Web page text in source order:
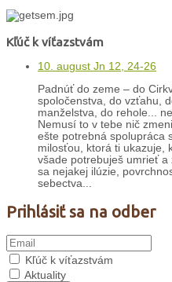
Kľúč k víťazstvám
10. august Jn 12, 24-26
Padnúť do zeme – do
spoločenstva, do vzťahu,
manželstva, do rehole...
Nemusí to v tebe nič
ešte potrebná spolupráca
milosťou, ktorá ti ukazuje,
všade potrebuješ umrieť a
sa nejakej ilúzie,
sebectva...
Prihlásiť sa na odber
Kľúč k víťazstvám
Aktuality